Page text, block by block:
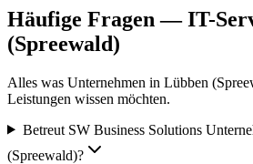
Häufige Fragen — IT-
(Spreewald)
Alles was Unternehmen in Lübben
Leistungen wissen möchten.
Betreut SW Business Solutions
(Spreewald)?